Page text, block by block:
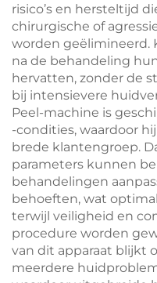
risico’s en hersteltijd
chirurgische of
worden geëlimineerd.
na de behandeling
hervatten, zonder de
bij intensievere
Peel-machine is
-condities, waardoor
brede klantengroep.
parameters kunnen
behandelingen
behoeften, wat
terwijl veiligheid en
procedure worden
van dit apparaat blijkt
meerdere